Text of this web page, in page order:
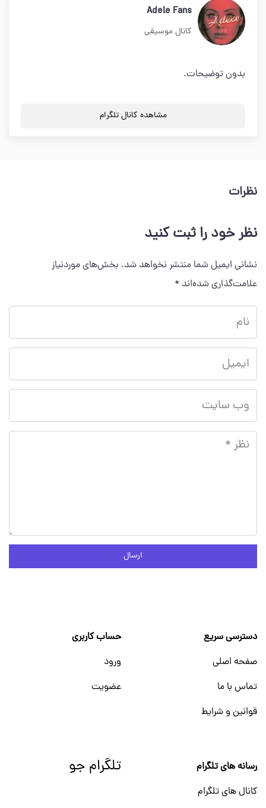
Adele Fans
کانال موسیقی
بدون توضیحات.
مشاهده کانال تلگرام
نظرات
نظر خود را ثبت کنید
نشانی ایمیل شما منتشر نخواهد شد. بخش‌های موردنیاز
علامت‌گذاری شده‌اند *
ارسال
دسترسی سریع
صفحه اصلی
تماس با ما
قوانین و شرایط
حساب کاربری
ورود
عضویت
رسانه های تلگرام
کانال های تلگرام
تلگرام جو